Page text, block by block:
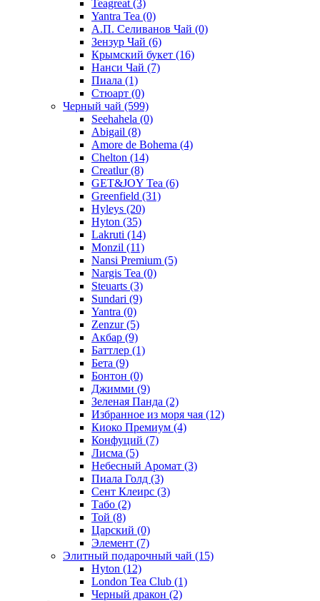
Teagreat (3)
Yantra Tea (0)
А.П. Селиванов Чай (0)
Зензур Чай (6)
Крымский букет (16)
Нанси Чай (7)
Пиала (1)
Стюарт (0)
Черный чай (599)
Seehahela (0)
Abigail (8)
Amore de Bohema (4)
Chelton (14)
Creatlur(8)
GET&JOY Tea (6)
Greenfield (31)
Hyleys (20)
Hyton (35)
Lakruti (14)
Monzil (11)
Nansi Premium (5)
Nargis Tea (0)
Steuarts (3)
Sundari (9)
Yantra (0)
Zenzur(5)
Акбар (9)
Баттлер (1)
Бета (9)
Бонтон (0)
Джимми (9)
Зеленая Панда (2)
Избранное из моря чая (12)
Киоко Премиум (4)
Конфуций (7)
Лисма (5)
Небесный Аромат (3)
Пиала Голд (3)
Сент Клеирс (3)
Табо (2)
Той (8)
Царский (0)
Элемент (7)
Элитный подарочный чай (15)
Hyton (12)
London Tea Club (1)
Черный дракон (2)